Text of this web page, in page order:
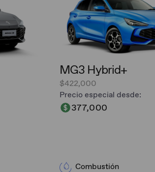
MG3 Hybrid+​
$422,000
Precio especial desde:
377,000
Combustión